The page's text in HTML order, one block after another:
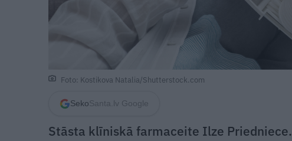
Foto: Kostikova Natalia/Shutterstock.com
Seko Santa.lv Google
Stāsta klīniskā farmaceite Ilze Priedniece.